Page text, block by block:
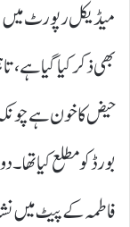
میڈیکل رپورٹ میں
بھی ذکر کیا گیا
حیض کا خون ہے
بورڈ کو مطلع کیا
فاطمہ کے پیٹ میں